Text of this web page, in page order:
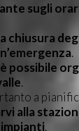
sugli
chiusura
.
possibile
.
a
alla
.